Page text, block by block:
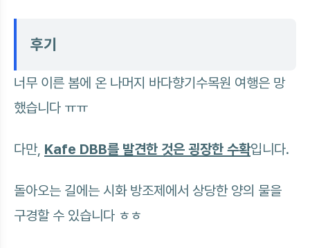
후기
너무 이른 봄에 온 나머지 바다향기수목원 여행은 망
했습니다 ㅠㅠ
다만, Kafe DBB를 발견한 것은 굉장한 수확입니다.
돌아오는 길에는 시화 방조제에서 상당한 양의 물을
구경할 수 있습니다 ㅎㅎ